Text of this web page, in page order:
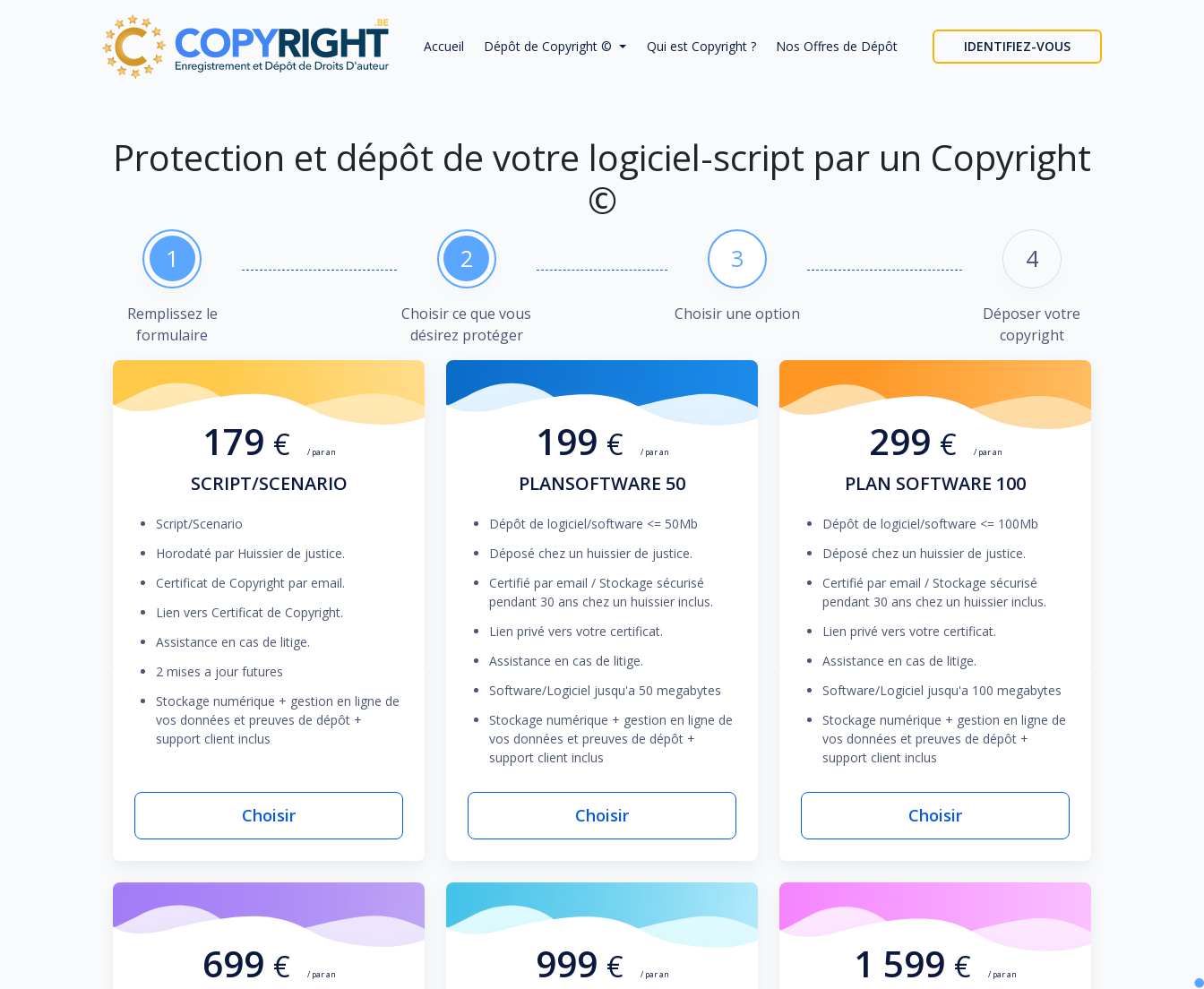
Accueil Dépôt de Copyright © Qui est Copyright ? Nos Offres de Dépôt IDENTIFIEZ-VOUS
Protection et dépôt de votre logiciel-script par un Copyright
©
1
Remplissez le
formulaire
2
Choisir ce que vous
désirez protéger
3
Choisir une option
4
Déposer votre
copyright
179 € / par an
SCRIPT/SCENARIO
Script/Scenario
Horodaté par Huissier de justice.
Certificat de Copyright par email.
Lien vers Certificat de Copyright.
Assistance en cas de litige.
2 mises a jour futures
Stockage numérique + gestion en ligne de
vos données et preuves de dépôt +
support client inclus
Choisir
199 € / par an
PLANSOFTWARE 50
Dépôt de logiciel/software <= 50Mb
Déposé chez un huissier de justice.
Certifié par email / Stockage sécurisé
pendant 30 ans chez un huissier inclus.
Lien privé vers votre certificat.
Assistance en cas de litige.
Software/Logiciel jusqu'a 50 megabytes
Stockage numérique + gestion en ligne de
vos données et preuves de dépôt +
support client inclus
Choisir
299 € / par an
PLAN SOFTWARE 100
Dépôt de logiciel/software <= 100Mb
Déposé chez un huissier de justice.
Certifié par email / Stockage sécurisé
pendant 30 ans chez un huissier inclus.
Lien privé vers votre certificat.
Assistance en cas de litige.
Software/Logiciel jusqu'a 100 megabytes
Stockage numérique + gestion en ligne de
vos données et preuves de dépôt +
support client inclus
Choisir
699 € / par an 999 € / par an 1 599 € / par an